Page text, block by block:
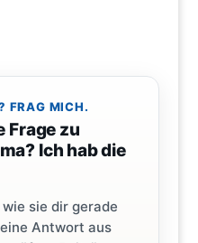
FRAG MICH.
Frage zu
Ich hab die
sie dir gerade
Antwort aus